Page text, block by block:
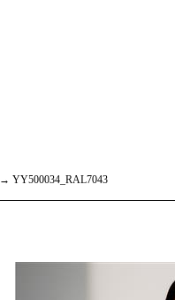
→ YY500034_RAL7043